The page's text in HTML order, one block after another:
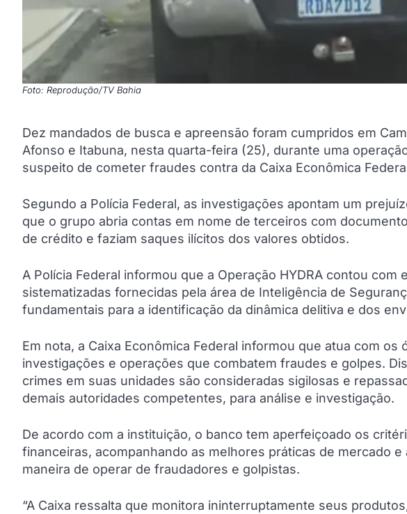
Foto: Reprodução/TV Bahia
Dez mandados de busca e apreensão foram cumpridos em
Afonso e Itabuna, nesta quarta-feira (25), durante uma
suspeito de cometer fraudes contra da Caixa Econômica
Segundo a Polícia Federal, as investigações apontam um
que o grupo abria contas em nome de terceiros com
de crédito e faziam saques ilícitos dos valores obtidos.
A Polícia Federal informou que a Operação HYDRA contou
sistematizadas fornecidas pela área de Inteligência de
fundamentais para a identificação da dinâmica delitiva e dos
Em nota, a Caixa Econômica Federal informou que atua com
investigações e operações que combatem fraudes e golpes.
crimes em suas unidades são consideradas sigilosas e
demais autoridades competentes, para análise e investigação.
De acordo com a instituição, o banco tem aperfeiçoado os
financeiras, acompanhando as melhores práticas de mercado
maneira de operar de fraudadores e golpistas.
“A Caixa ressalta que monitora ininterruptamente seus